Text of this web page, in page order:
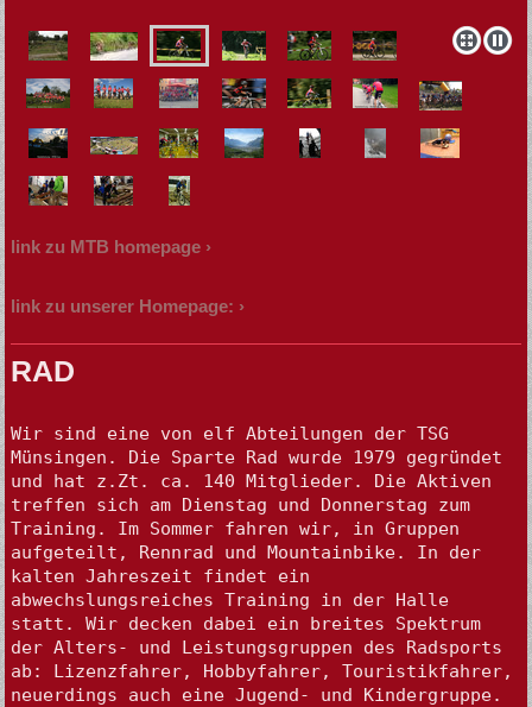
link zu MTB homepage
link zu unserer Homepage:
RAD
Wir sind eine von elf Abteilungen der TSG
Münsingen. Die Sparte Rad wurde 1979 gegründet
und hat z.Zt. ca. 140 Mitglieder. Die Aktiven
treffen sich am Dienstag und Donnerstag zum
Training. Im Sommer fahren wir, in Gruppen
aufgeteilt, Rennrad und Mountainbike. In der
kalten Jahreszeit findet ein
abwechslungsreiches Training in der Halle
statt. Wir decken dabei ein breites Spektrum
der Alters- und Leistungsgruppen des Radsports
ab: Lizenzfahrer, Hobbyfahrer, Touristikfahrer,
neuerdings auch eine Jugend- und Kindergruppe.